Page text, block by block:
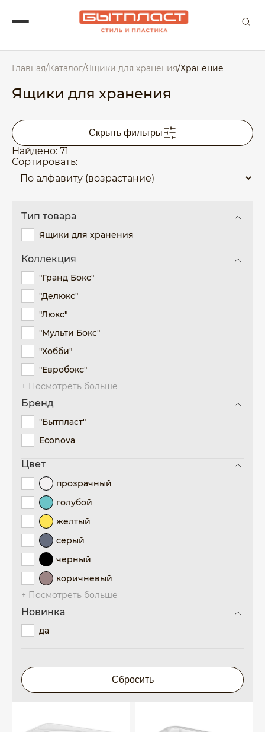
Главная/Каталог/Ящики для хранения/Хранение
Ящики для хранения
Скрыть фильтры
Найдено: 71
Сортировать:
Тип товара
Ящики для хранения
Коллекция
"Гранд Бокс"
"Делюкс"
"Люкс"
"Мульти Бокс"
"Хобби"
"Евробокс"
+ Посмотреть больше
Бренд
"Бытпласт"
Econova
Цвет
прозрачный
голубой
желтый
серый
черный
коричневый
+ Посмотреть больше
Новинка
да